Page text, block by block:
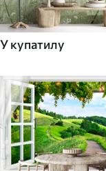
У купатилу